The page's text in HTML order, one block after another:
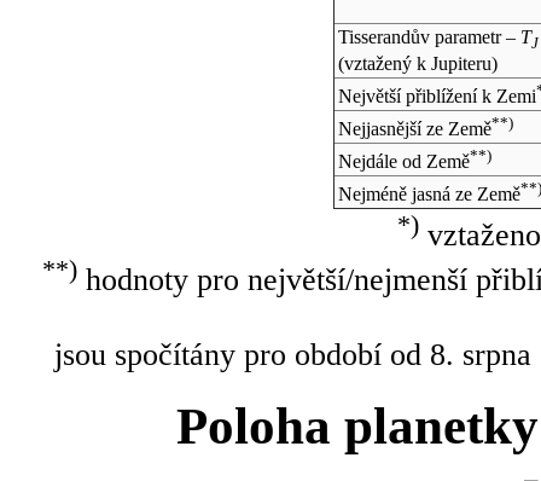
Tisserandův parametr – TJ
(vztažený k Jupiteru)
Největší přiblížení k Zemi
Nejjasnější ze Země**)
Nejdále od Země**)
Nejméně jasná ze Země**)
*)
**)hodnoty pro největší/nejmenší
jsou spočítány pro období od 8.
Poloha